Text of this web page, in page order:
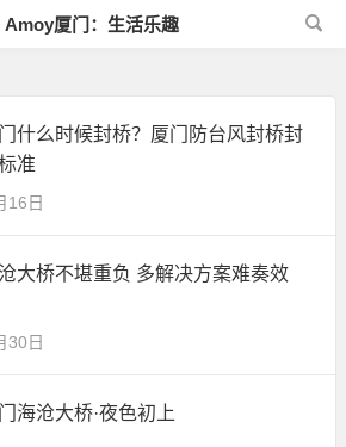
Amoy厦门：生活乐趣
什么时候封桥？厦门防台风封桥封
准
16日
大桥不堪重负 多解决方案难奏效
30日
海沧大桥·夜色初上